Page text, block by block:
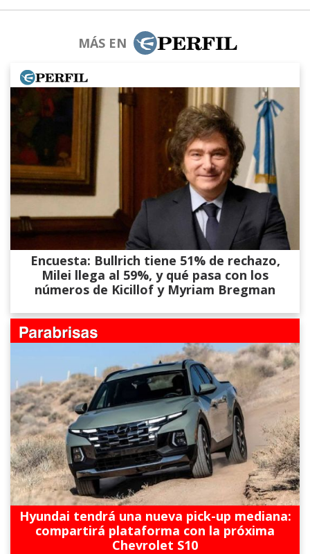
MÁS EN
Encuesta: Bullrich tiene 51% de rechazo,
Milei llega al 59%, y qué pasa con los
números de Kicillof y Myriam Bregman
Hyundai tendrá una nueva pick-up mediana:
compartirá plataforma con la próxima
Chevrolet S10